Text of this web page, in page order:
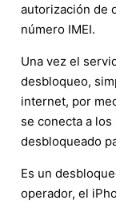
autorización de
número IMEI.
Una vez el
desbloqueo,
internet, por
se conecta a
desbloqueado
Es un
operador, el